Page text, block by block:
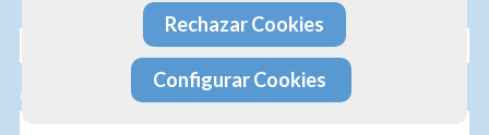
Teléfono
Consulta
Rechazar Cookies
Configurar Cookies